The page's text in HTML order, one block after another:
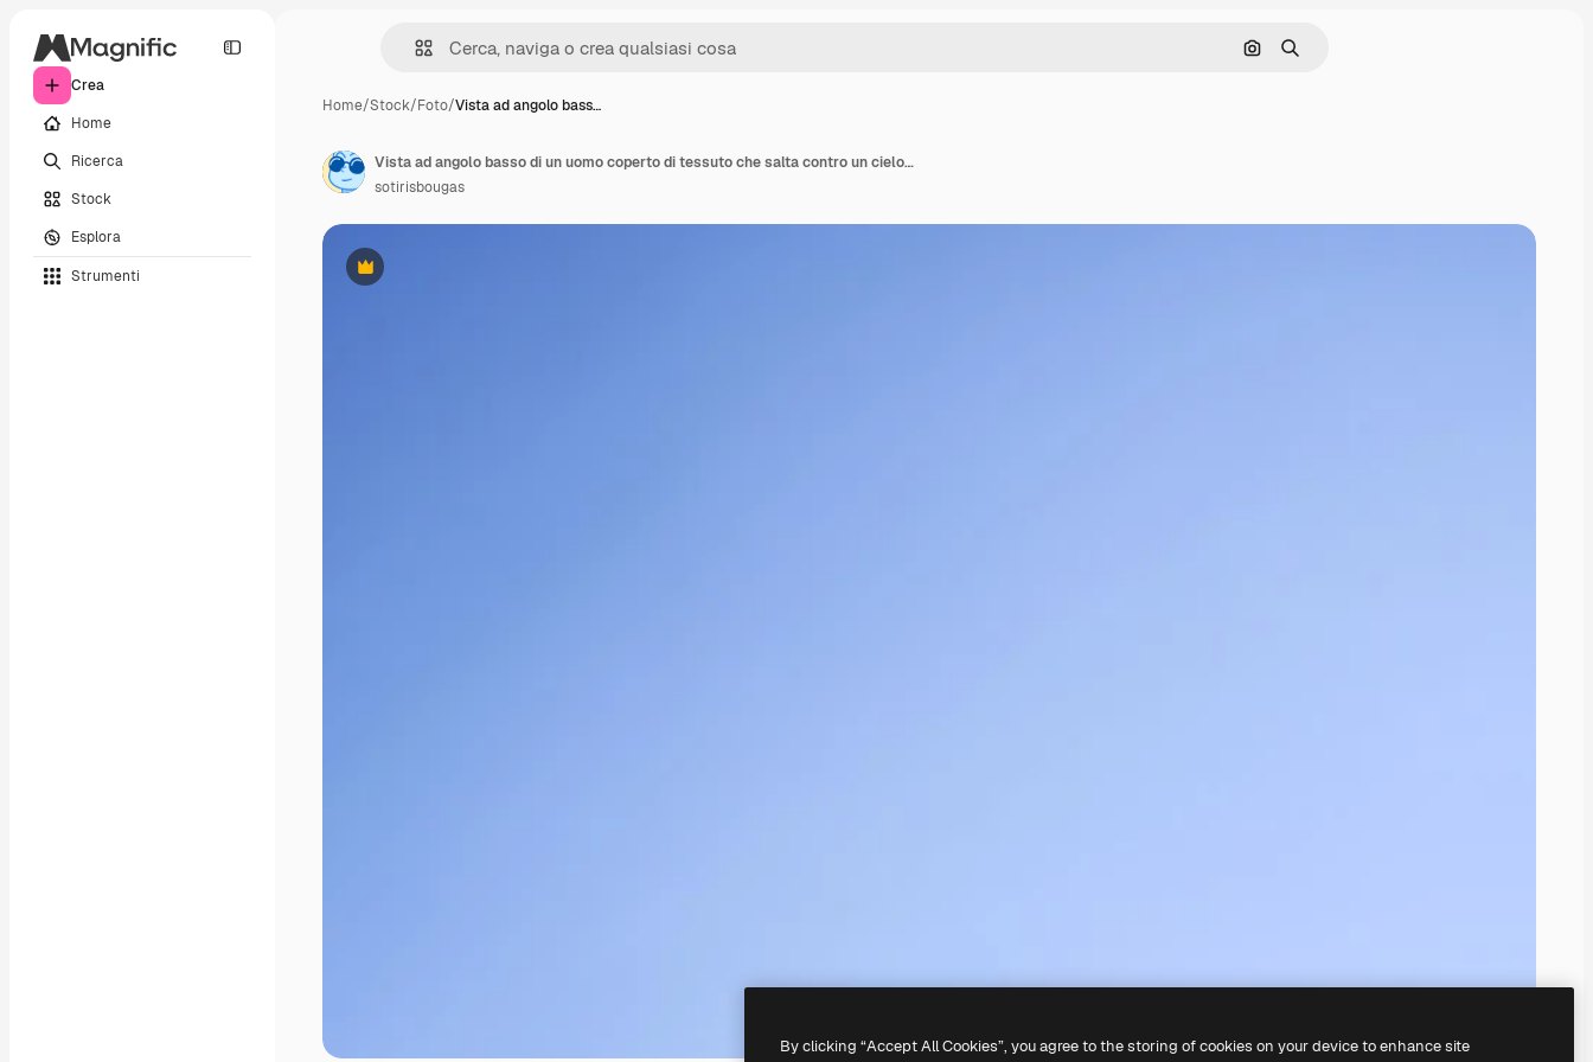
Crea
Home
Ricerca
Stock
Esplora
Strumenti
Cerca per immagine
Ricerca
Home/Stock/Foto/Vista ad angolo bass…
Premium
Vista ad angolo basso di un uomo coperto di tessuto che salta contro un cielo blu limpido
sotirisbougas
By clicking “Accept All Cookies”, you agree to the storing of cookies on your device to enhance site